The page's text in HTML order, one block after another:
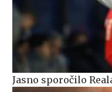
Jasno sporočilo